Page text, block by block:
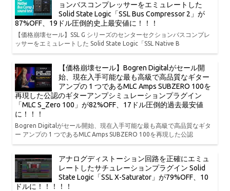
ョンバスコンプレッサーをエミュレートした
Solid State Logic「SSL Bus Compressor 2」が
87%OFF、19ドル圧倒的史上最安値に！！！
【価格崩壊セール】SSL G シリーズのセンターセクションバスコンプレ
ッサーをエミュレートした Solid State Logic「SSL Native B
【価格崩壊セール】Bogren Digitalがセール開
始、現在入手可能な最も高級で高品質なギター
アンプの 1 つであるMLC Amps SUBZERO 100を
再現した公認のギターアンプシミュレーションプラグイン
「MLC S_Zero 100」が82%OFF、17ドル圧倒的過去最安値
に！！！
Bogren Digitalがセール開始、現在入手可能な最も高級で高品質なギタ
ー アンプの 1 つであるMLC Amps SUBZERO 100を再現した公認
アナログディストーション回路を正確にエミュ
レートしたサチュレーションプラグイン Solid
State Logic「SSL X-Saturator」が79%OFF、10
ドルに！！！！！